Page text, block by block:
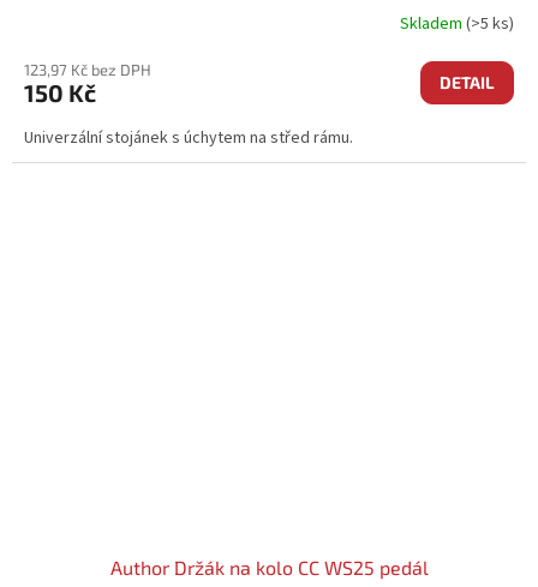
Skladem (>5 ks)
123,97 Kč bez DPH
150 Kč DETAIL
Univerzální stojánek s úchytem na střed rámu.
Author Držák na kolo CC WS25 pedál